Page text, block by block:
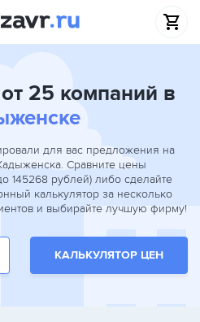
25 компаний в
для вас предложения на
Сравните цены
145268 рублей) либо сделайте
калькулятор за несколько
и выбирайте лучшую фирму!
КАЛЬКУЛЯТОР ЦЕН